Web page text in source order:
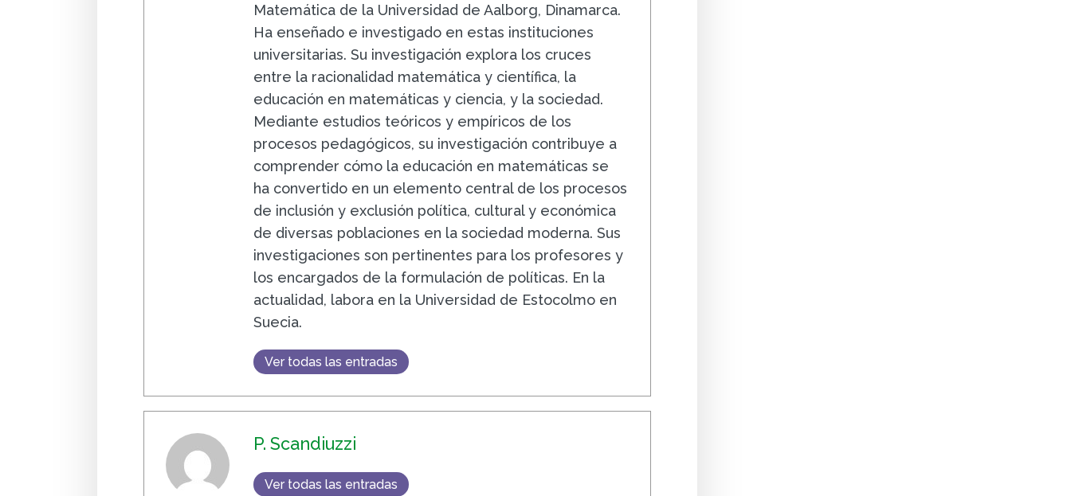
Matemática de la Universidad de Aalborg, Dinamarca.
Ha enseñado e investigado en estas instituciones
universitarias. Su investigación explora los cruces
entre la racionalidad matemática y científica, la
educación en matemáticas y ciencia, y la sociedad.
Mediante estudios teóricos y empíricos de los
procesos pedagógicos, su investigación contribuye a
comprender cómo la educación en matemáticas se
ha convertido en un elemento central de los procesos
de inclusión y exclusión política, cultural y económica
de diversas poblaciones en la sociedad moderna. Sus
investigaciones son pertinentes para los profesores y
los encargados de la formulación de políticas. En la
actualidad, labora en la Universidad de Estocolmo en
Suecia.
Ver todas las entradas
P. Scandiuzzi
Ver todas las entradas